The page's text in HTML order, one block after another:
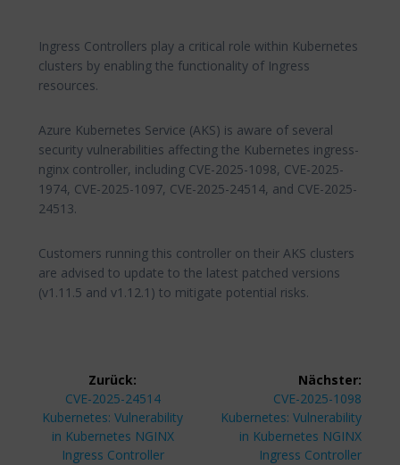
Ingress Controllers play a critical role within Kubernetes
clusters by enabling the functionality of Ingress
resources.
Azure Kubernetes Service (AKS) is aware of several
security vulnerabilities affecting the Kubernetes ingress-
nginx controller, including CVE-2025-1098, CVE-2025-
1974, CVE-2025-1097, CVE-2025-24514, and CVE-2025-
24513.
Customers running this controller on their AKS clusters
are advised to update to the latest patched versions
(v1.11.5 and v1.12.1) to mitigate potential risks.
Beitragsnavigation
Zurück:
Vorheriger
Beitrag:
CVE-2025-24514
Kubernetes: Vulnerability
in Kubernetes NGINX
Ingress Controller
Nächster:
Nächster
Beitrag:
CVE-2025-1098
Kubernetes: Vulnerability
in Kubernetes NGINX
Ingress Controller